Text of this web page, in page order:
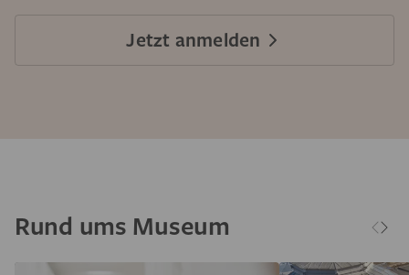
Jetzt anmelden
Rund ums Museum